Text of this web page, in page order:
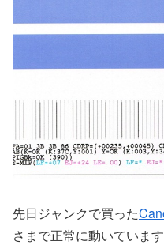
先日ジャンクで買った
さまで正常に動いています